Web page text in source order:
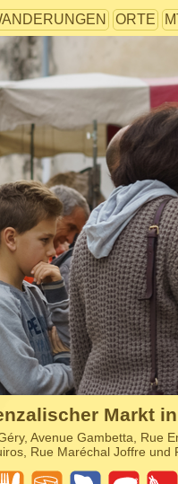
ORTE
Markt
Avenue Gambetta, Rue
Rue Maréchal Joffre und